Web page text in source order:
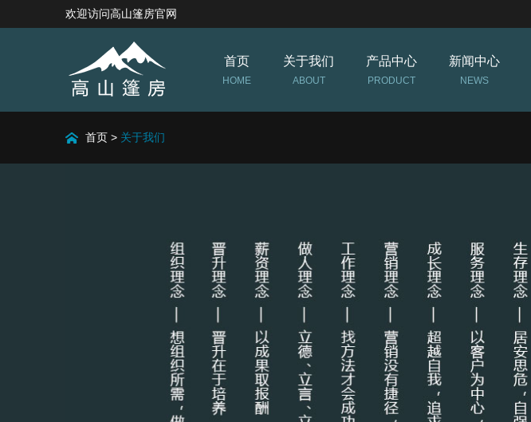
欢迎访问高山篷房官网
首页
HOME
关于我们
ABOUT
产品中心
PRODUCT
新闻中心
NEWS
首页 > 关于我们